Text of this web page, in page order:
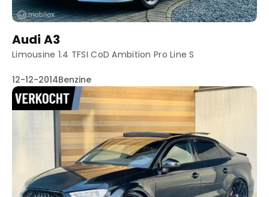
Audi A3
Limousine 1.4 TFSI CoD Ambition Pro Line S
12-12-2014Benzine